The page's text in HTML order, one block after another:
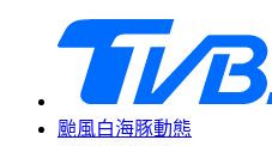
颱風白海豚動態